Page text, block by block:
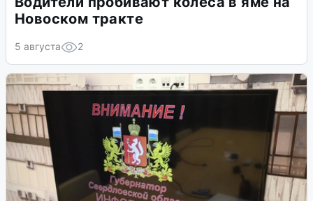
Новоском тракте
5 августа 2